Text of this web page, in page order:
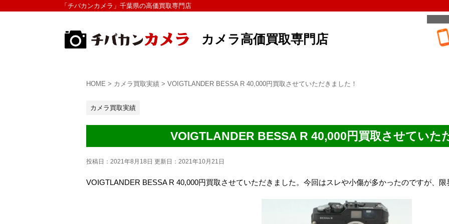
「チバカンカメラ」千葉県の高価買取専門店
カメラ高価買取専門店
HOME > カメラ買取実績 > VOIGTLANDER BESSA R 40,000円買取させていただきました！
カメラ買取実績
VOIGTLANDER BESSA R 40,000円買取させていた
投稿日：2021年8月18日 更新日： 2021年10月21日
VOIGTLANDER BESSA R 40,000円買取させていただきました。今回はスレや小傷が多かったのですが、